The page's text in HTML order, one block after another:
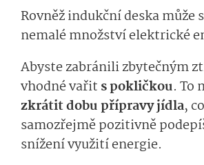
Rovněž indukční deska může
nemalé množství elektrické
Abyste zabránili zbytečným
vhodné vařit s pokličkou. To
zkrátit dobu přípravy jídla,
samozřejmě pozitivně
snížení využití energie.